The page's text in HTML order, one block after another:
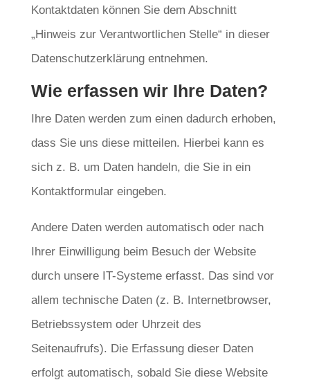
Kontaktdaten können Sie dem Abschnitt
„Hinweis zur Verantwortlichen Stelle“ in dieser
Datenschutzerklärung entnehmen.
Wie erfassen wir Ihre Daten?
Ihre Daten werden zum einen dadurch erhoben,
dass Sie uns diese mitteilen. Hierbei kann es
sich z. B. um Daten handeln, die Sie in ein
Kontaktformular eingeben.
Andere Daten werden automatisch oder nach
Ihrer Einwilligung beim Besuch der Website
durch unsere IT-Systeme erfasst. Das sind vor
allem technische Daten (z. B. Internetbrowser,
Betriebssystem oder Uhrzeit des
Seitenaufrufs). Die Erfassung dieser Daten
erfolgt automatisch, sobald Sie diese Website